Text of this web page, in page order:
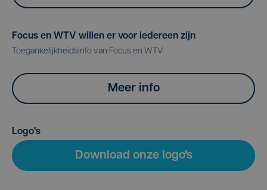
Focus en WTV willen er voor iedereen zijn
Toegankelijkheidsinfo van Focus en WTV
Meer info
Logo's
Download onze logo's